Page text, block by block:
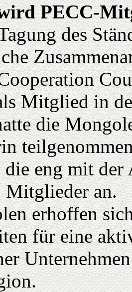
PECC-
des
Mitglied in
die
eng mit der
Mitglieder an.
erhoffen
für eine